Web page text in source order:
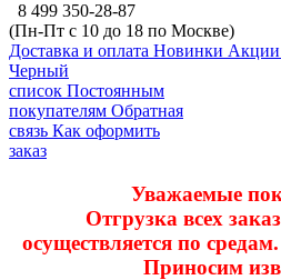
8 499 350-28-87
(Пн-Пт с 10 до 18 по Москве)
Доставка и оплата Новинки Акции
Черный
список Постоянным
покупателям Обратная
связь Как оформить
заказ
Уважаемые
Отгрузка всех
осуществляется по
Приносим